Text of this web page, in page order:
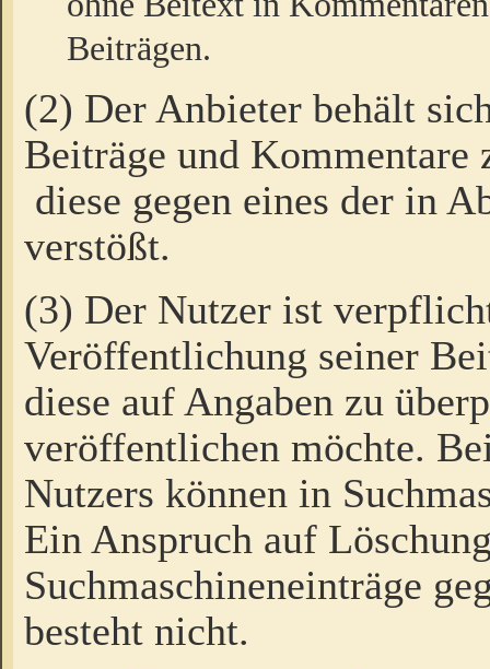
Beiträgen.
(2) Der Anbieter behält
Beiträge und Kommentare
diese gegen eines der in
verstößt.
(3) Der Nutzer ist
Veröffentlichung seiner
diese auf Angaben zu
veröffentlichen möchte.
Nutzers können in
Ein Anspruch auf
Suchmaschineneinträge
besteht nicht.